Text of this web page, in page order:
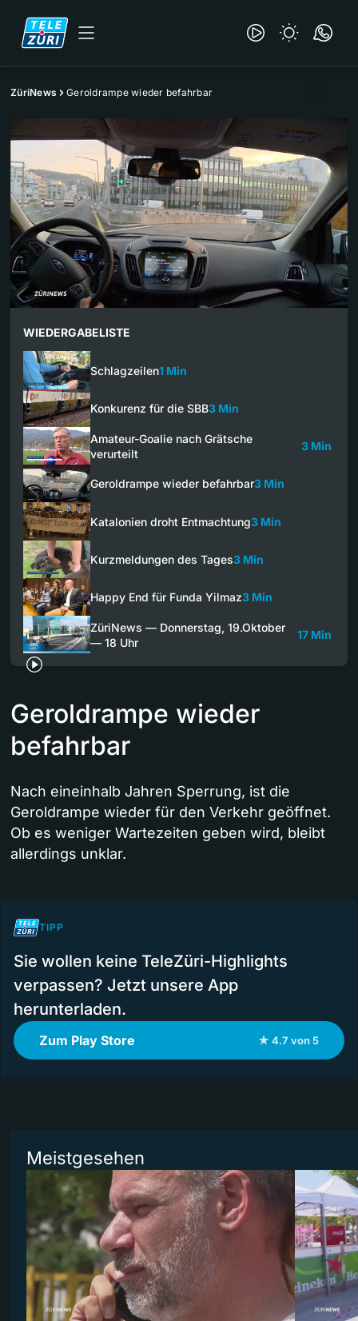
ZüriNews Geroldrampe wieder befahrbar
WIEDERGABELISTE
Schlagzeilen1 Min
Konkurenz für die SBB3 Min
Amateur-Goalie nach Grätsche
verurteilt
3 Min
Geroldrampe wieder befahrbar3 Min
Katalonien droht Entmachtung3 Min
Kurzmeldungen des Tages3 Min
Happy End für Funda Yilmaz3 Min
ZüriNews — Donnerstag, 19.Oktober
— 18 Uhr
17 Min
Geroldrampe wieder
befahrbar
Nach eineinhalb Jahren Sperrung, ist die
Geroldrampe wieder für den Verkehr geöffnet.
Ob es weniger Wartezeiten geben wird, bleibt
allerdings unklar.
TIPP
Sie wollen keine TeleZüri-Highlights
verpassen? Jetzt unsere App
herunterladen.
Zum Play Store ★ 4.7 von 5
Meistgesehen